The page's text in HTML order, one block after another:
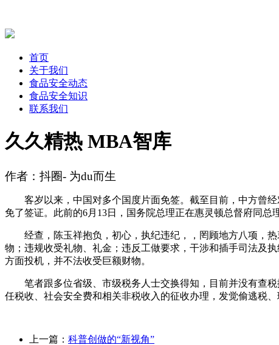
首页
关于我们
食品安全动态
食品安全知识
联系我们
久久精热 MBA智库
作者：抖圈- 为du而生
客岁以来，中国对多个国度片面免签。截至目前，中方曾经
免了签证。此前的6月13日，国务院总理正在惠灵顿总督府同
经查，陈玉祥抱负，初心，执纪违纪，，罔顾地方八项，热
物；违规收受礼物、礼金；违反工做要求，干涉和插手司法及
方面投机，并不法收受巨额财物。
笔者跟多位省级、市级税务人士交换得知，目前并没有查税
任税收、社会安全费和相关非税收入的征收办理，发觉偷逃税、
上一篇： 科普创做的“新视角”